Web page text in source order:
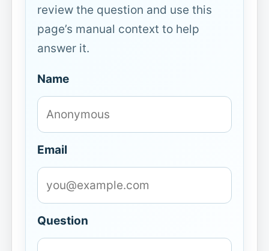
review the question and use this
page’s manual context to help
answer it.
Name
Email
Question